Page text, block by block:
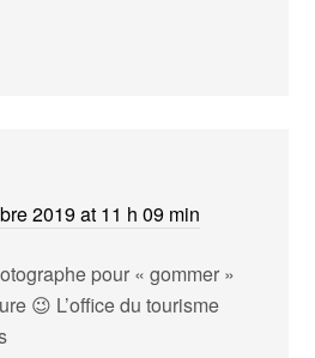
2019 at 11 h 09 min
pour « gommer »
😉 L’office du tourisme